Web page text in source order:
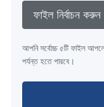
ফাইল নির্বাচন করুন
আপনি সর্বোচ্চ ৫টি ফাইল
পর্যন্ত হতে পারবে।